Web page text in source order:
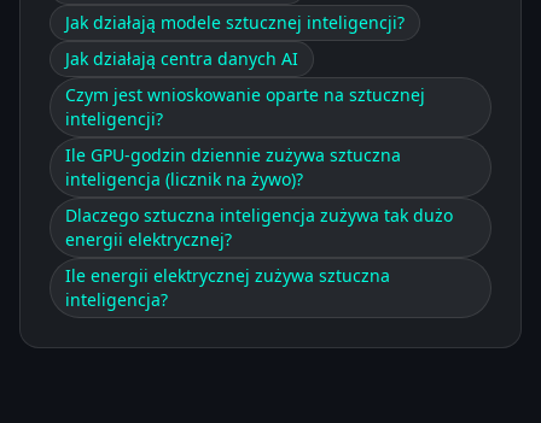
Jak działają modele sztucznej inteligencji?
Jak działają centra danych AI
Czym jest wnioskowanie oparte na sztucznej
inteligencji?
Ile GPU-godzin dziennie zużywa sztuczna
inteligencja (licznik na żywo)?
Dlaczego sztuczna inteligencja zużywa tak dużo
energii elektrycznej?
Ile energii elektrycznej zużywa sztuczna
inteligencja?